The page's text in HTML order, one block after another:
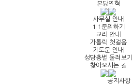
본당연혁
사무실 안내
1:1문의하기
교리 안내
가톨릭 첫걸음
기도문 안내
성당층별 둘러보기
찾아오시는 길
공지사항